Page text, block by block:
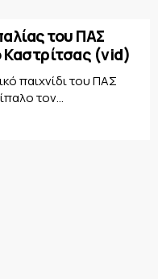
του ΠΑΣ
Καστρίτσας (vid)
παιχνίδι του ΠΑΣ
τον...